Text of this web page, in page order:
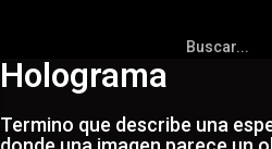
Holograma
Termino que describe una